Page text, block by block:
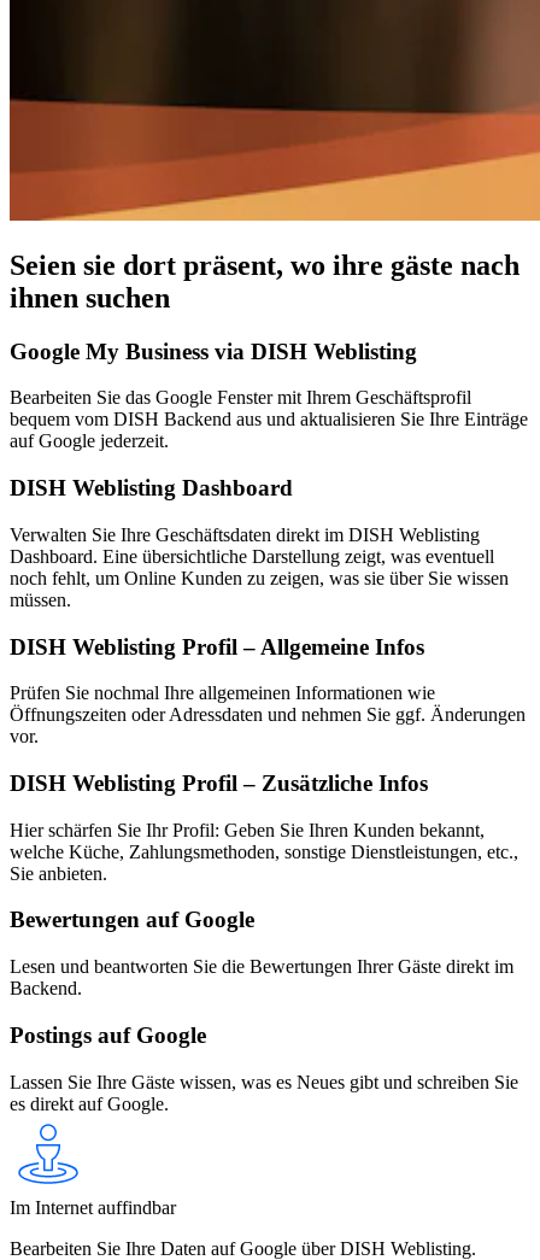
Seien sie dort präsent, wo ihre gäste nach
ihnen suchen
Google My Business via DISH Weblisting
Bearbeiten Sie das Google Fenster mit Ihrem Geschäftsprofil
bequem vom DISH Backend aus und aktualisieren Sie Ihre Einträge
auf Google jederzeit.
DISH Weblisting Dashboard
Verwalten Sie Ihre Geschäftsdaten direkt im DISH Weblisting
Dashboard. Eine übersichtliche Darstellung zeigt, was eventuell
noch fehlt, um Online Kunden zu zeigen, was sie über Sie wissen
müssen.
DISH Weblisting Profil – Allgemeine Infos
Prüfen Sie nochmal Ihre allgemeinen Informationen wie
Öffnungszeiten oder Adressdaten und nehmen Sie ggf. Änderungen
vor.
DISH Weblisting Profil – Zusätzliche Infos
Hier schärfen Sie Ihr Profil: Geben Sie Ihren Kunden bekannt,
welche Küche, Zahlungsmethoden, sonstige Dienstleistungen, etc.,
Sie anbieten.
Bewertungen auf Google
Lesen und beantworten Sie die Bewertungen Ihrer Gäste direkt im
Backend.
Postings auf Google
Lassen Sie Ihre Gäste wissen, was es Neues gibt und schreiben Sie
es direkt auf Google.
Im Internet auffindbar
Bearbeiten Sie Ihre Daten auf Google über DISH Weblisting.